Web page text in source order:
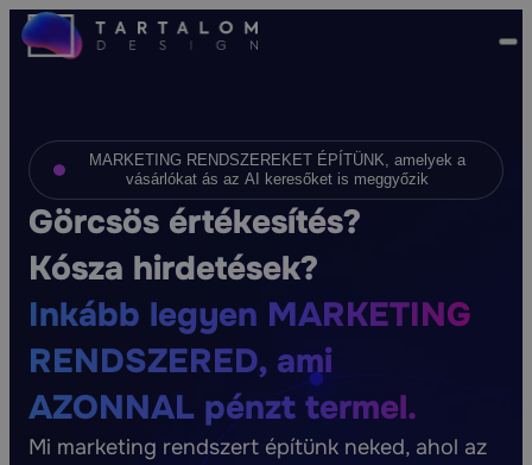
MARKETING RENDSZEREKET ÉPÍTÜNK, amelyek a
vásárlókat ás az AI keresőket is meggyőzik
Görcsös értékesítés?
Kósza hirdetések?
Inkább legyen MARKETING
RENDSZERED, ami
AZONNAL pénzt termel.
Mi marketing rendszert építünk neked, ahol az